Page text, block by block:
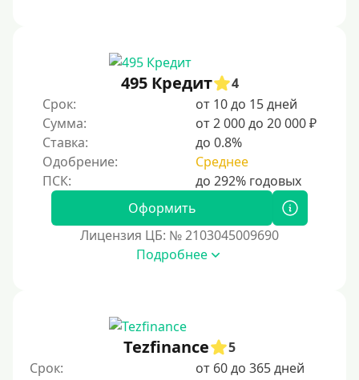
495 Кредит
4
Срок:
от 10 до 15 дней
Сумма:
от 2 000 до 20 000 ₽
Ставка:
до 0.8%
Одобрение:
Среднее
Оформить
Лицензия ЦБ: № 2103045009690
Подробнее
Tezfinance
5
Срок:
от 60 до 365 дней